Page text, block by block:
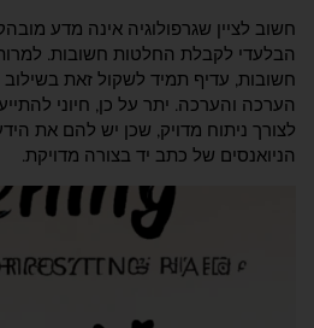
חשוב לציין שגרפולוגיה אינה מדע
הבלעדי לקבלת החלטות חשובות.
חשובות, עדיף תמיד לשקול זאת
הערכה והערכה. יתר על כן, חיוני
לצורך ניתוח מדויק, שכן יש להם את
הניואנסים של כתב יד בצורה מדויקת.